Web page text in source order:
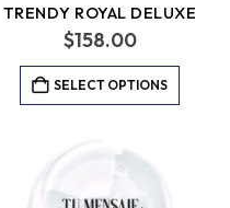
TRENDY ROYAL DELUXE
$158.00
SELECT OPTIONS